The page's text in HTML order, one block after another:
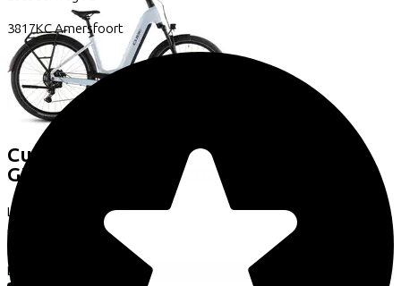
3817KCAmersfoort
Cube
TOURING HYBRID ONE 600
GLACIER/REFLEX
(2026)
Leaseprijs p/m vanaf
€63,65
Prijs
Bespaar